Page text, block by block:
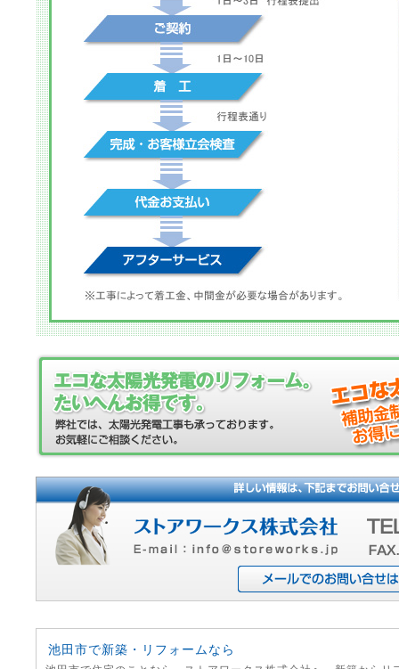
池田市で新築・リフォームなら